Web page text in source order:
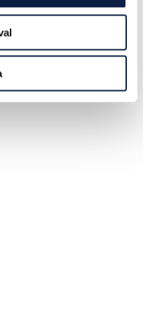
omtvistat område i